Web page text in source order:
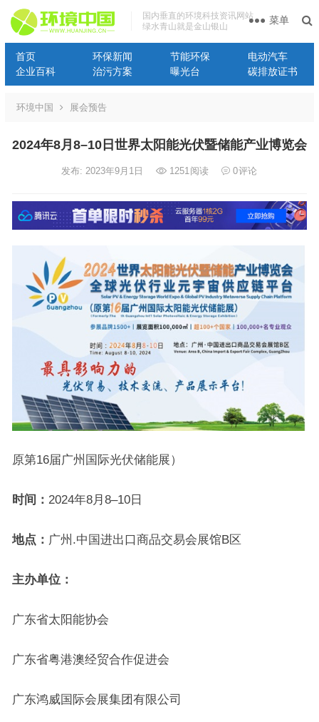
国内垂直的环境科技资讯网站
绿水青山就是金山银山
首页 环保新闻 节能环保
电动汽车
企业百科
治污方案 曝光台 碳排放证书
菜单
环境中国 展会预告
2024年8月8–10日世界太阳能光伏暨储能产业博览会
发布: 2023年9月1日 1251阅读 0评论
原第16届广州国际光伏储能展）
时间： 2024年8月8–10日
地点： 广州.中国进出口商品交易会展馆B区
主办单位：
广东省太阳能协会
广东省粤港澳经贸合作促进会
广东鸿威国际会展集团有限公司